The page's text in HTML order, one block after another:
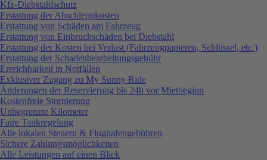
Kfz-Diebstahlschutz
Erstattung der Abschleppkosten
Erstattung von Schäden am Fahrzeug
Erstattung von Einbruchschäden bei Diebstahl
Erstattung der Kosten bei Verlust (Fahrzeugpapieren, Schlüssel, etc.)
Erstattung der Schadenbearbeitungsgebühr
Erreichbarkeit in Notfällen
Exklusiver Zugang zu My Sunny Ride
Änderungen der Reservierung bis 24h vor Mietbeginn
Kostenfreie Stornierung
Unbegrenzte Kilometer
Faire Tankregelung
Alle lokalen Steuern & Flughafengebühren
Sichere Zahlungsmöglichkeiten
Alle Leistungen auf einen Blick